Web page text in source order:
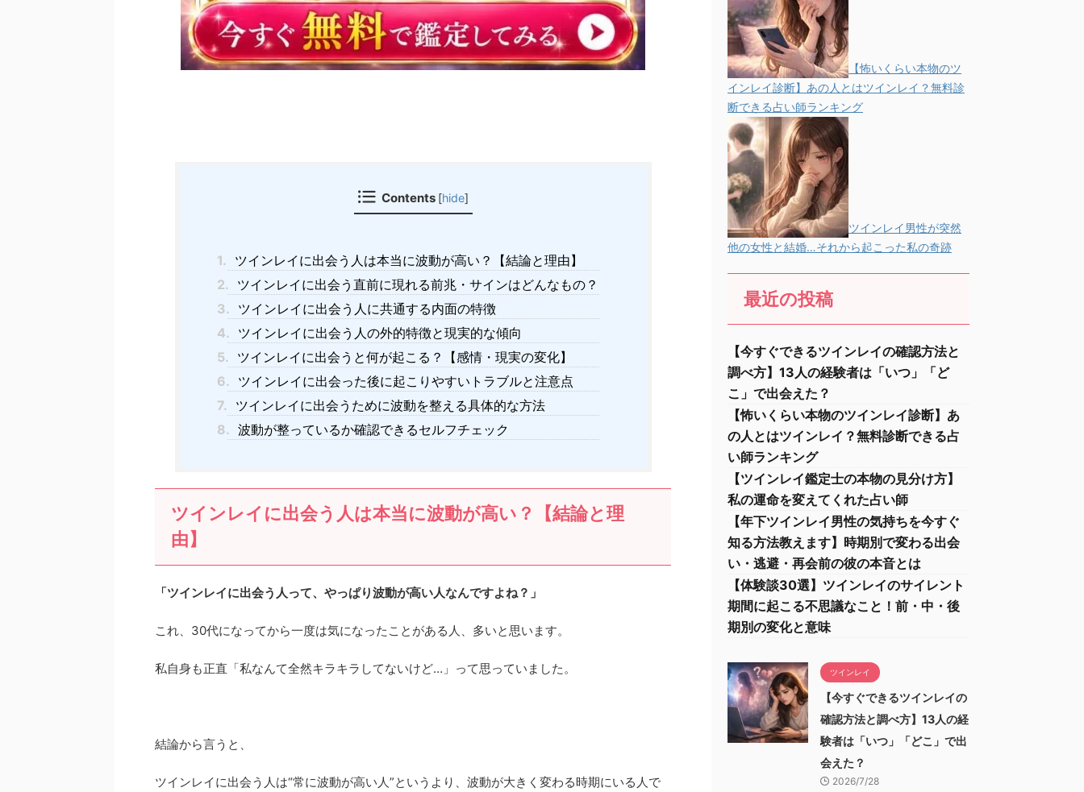
Contents [hide]
1. ツインレイに出会う人は本当に波動が高い？【結論と理由】
2. ツインレイに出会う直前に現れる前兆・サインはどんなもの？
3. ツインレイに出会う人に共通する内面の特徴
4. ツインレイに出会う人の外的特徴と現実的な傾向
5. ツインレイに出会うと何が起こる？【感情・現実の変化】
6. ツインレイに出会った後に起こりやすいトラブルと注意点
7. ツインレイに出会うために波動を整える具体的な方法
8. 波動が整っているか確認できるセルフチェック
ツインレイに出会う人は本当に波動が高い？【結論と理
由】
「ツインレイに出会う人って、やっぱり波動が高い人なんですよね？」
これ、30代になってから一度は気になったことがある人、多いと思います。
私自身も正直「私なんて全然キラキラしてないけど…」って思っていました。
結論から言うと、
ツインレイに出会う人は“常に波動が高い人”というより、波動が大きく変わる時期にいる人で
【怖いくらい本物のツ
インレイ診断】あの人とはツインレイ？無料診
断できる占い師ランキング
ツインレイ男性が突然
他の女性と結婚…それから起こった私の奇跡
最近の投稿
【今すぐできるツインレイの確認方法と
調べ方】13人の経験者は「いつ」「ど
こ」で出会えた？
【怖いくらい本物のツインレイ診断】あ
の人とはツインレイ？無料診断できる占
い師ランキング
【ツインレイ鑑定士の本物の見分け方】
私の運命を変えてくれた占い師
【年下ツインレイ男性の気持ちを今すぐ
知る方法教えます】時期別で変わる出会
い・逃避・再会前の彼の本音とは
【体験談30選】ツインレイのサイレント
期間に起こる不思議なこと！前・中・後
期別の変化と意味
ツインレイ
【今すぐできるツインレイの
確認方法と調べ方】13人の経
験者は「いつ」「どこ」で出
会えた？
2026/7/28